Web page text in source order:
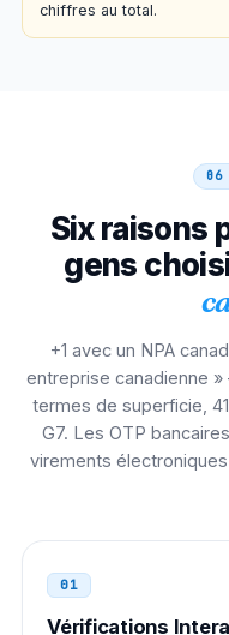
Mexique
00 21 1 NPA NXX XXXX
Italie
00 1 NPA NXX XXXX
00 1 NPA NXX XXXX
Pays-Bas
00 1 NPA NXX XXXX
Pakistan
chiffres au total.
06
Six raisons
gens
+1 avec un NPA
entreprise canadienne
termes de superficie,
G7. Les OTP
virements
01
Vérifications